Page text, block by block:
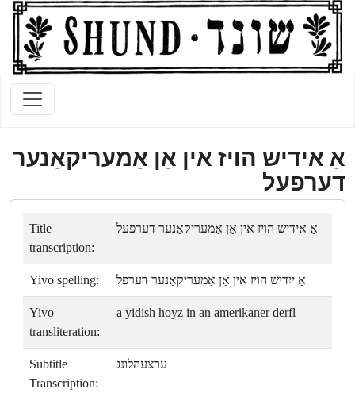
אַ אידיש הױז אין אַן אַמעריקאַנער
דערפעל
Title
transcription:
אַ אידיש הױז אין אַן אַמעריקאַנער דערפעל
Yivo spelling: אַ ייִדיש הױז אין אַן אַמעריקאַנער דערפֿל
Yivo
transliteration:
a yidish hoyz in an amerikaner derfl
Subtitle
Transcription:
ערצעהלונג